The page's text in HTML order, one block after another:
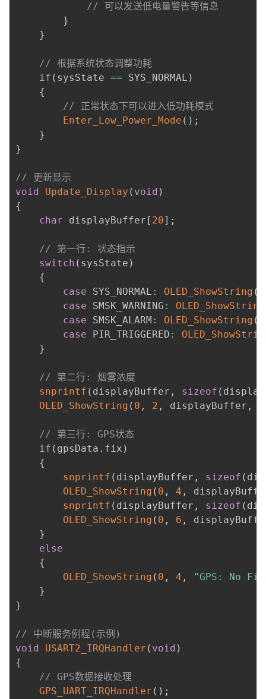
// 可以发送低电量警告等信息
}
}
// 根据系统状态调整功耗
if ( sysState == SYS_NORMAL )
{
// 正常状态下可以进入低功耗模式
Enter_Low_Power_Mode ( ) ;
}
}
// 更新显示
void
Update_Display ( void )
{
char displayBuffer [ 20] ;
// 第一行: 状态指示
switch ( sysState )
{
case SYS_NORMAL : OLED_ShowString (
case SMSK_WARNING : OLED_ShowString
case SMSK_ALARM : OLED_ShowString (
case PIR_TRIGGERED :
}
// 第二行: 烟雾浓度
snprintf ( displayBuffer , sizeof (
OLED_ShowString ( 0 , 2 , displayBuffer ,
// 第三行: GPS状态
if ( gpsData . fix )
{
snprintf ( displayBuffer , sizeof (
OLED_ShowString ( 0 , 4 ,
snprintf ( displayBuffer , sizeof (
OLED_ShowString ( 0 , 6 ,
}
else
{
OLED_ShowString ( 0 , 4 ,
"GPS: No
}
}
// 中断服务例程(示例)
void
USART2_IRQHandler ( void )
{
// GPS数据接收处理
GPS_UART_IRQHandler ( ) ;